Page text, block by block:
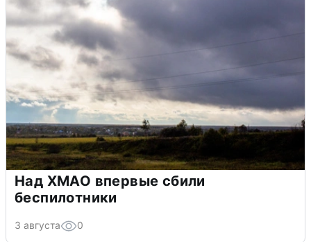
Над ХМАО впервые сбили
беспилотники
3 августа 0